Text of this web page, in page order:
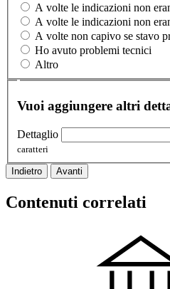
A volte le indicazioni non
A volte le indicazioni non
A volte non capivo se stavo
Ho avuto problemi tecnici
Altro
Vuoi aggiungere altri
Dettaglio
caratteri
Indietro Avanti
Contenuti correlati